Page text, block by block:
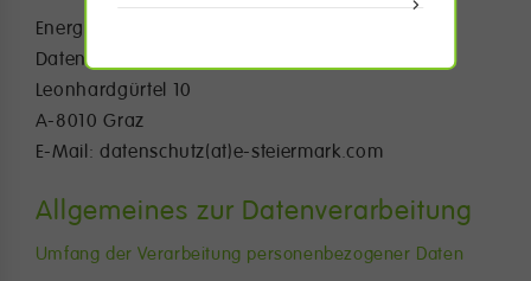
Energie Steiermark Breitband GmbH, z.H.
Datenschutzbeauftragter
Leonhardgürtel 10
A-8010 Graz
E-Mail: datenschutz(at)e-steiermark.com
Allgemeines zur Datenverarbeitung
Umfang der Verarbeitung personenbezogener Daten